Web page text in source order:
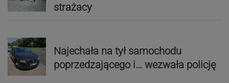
strażacy
Najechała na tył samochodu
poprzedzającego i… wezwała policję